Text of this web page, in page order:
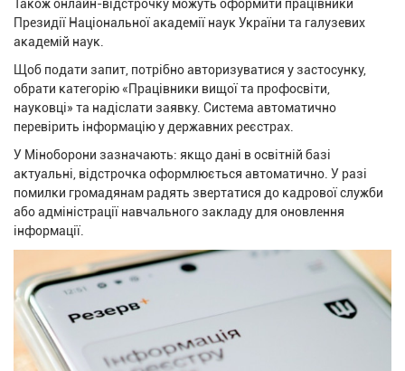
Також онлайн-відстрочку можуть оформити працівники
Президії Національної академії наук України та галузевих
академій наук.
Щоб подати запит, потрібно авторизуватися у застосунку,
обрати категорію «Працівники вищої та профосвіти,
науковці» та надіслати заявку. Система автоматично
перевірить інформацію у державних реєстрах.
У Міноборони зазначають: якщо дані в освітній базі
актуальні, відстрочка оформлюється автоматично. У разі
помилки громадянам радять звертатися до кадрової служби
або адміністрації навчального закладу для оновлення
інформації.